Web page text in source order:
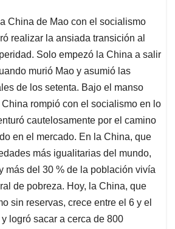
China de Mao con el socialismo
realizar la ansiada transición al
Solo empezó la China a salir
murió Mao y asumió las
de los setenta. Bajo el manso
rompió con el socialismo en lo
cautelosamente por el camino
en el mercado. En la China, que
más igualitarias del mundo,
más del 30 % de la población vivía
de pobreza. Hoy, la China, que
sin reservas, crece entre el 6 y el
logró sacar a cerca de 800